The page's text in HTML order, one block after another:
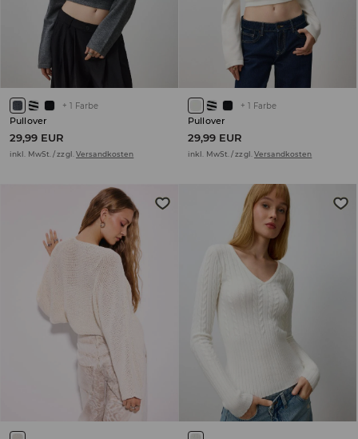
+ 1 Farbe
Pullover
29,99 EUR
inkl. MwSt. / zzgl.Versandkosten
+ 1 Farbe
Pullover
29,99 EUR
inkl. MwSt. / zzgl.Versandkosten